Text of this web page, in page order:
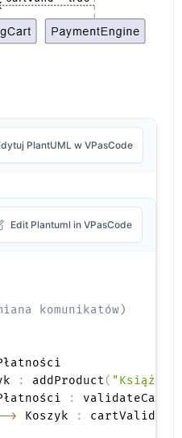
PlantUML w VPasCode
Edit Plantuml in VPasCode
komunikatów)
: addProduct( "Książka"
: validateCart
> Koszyk
: